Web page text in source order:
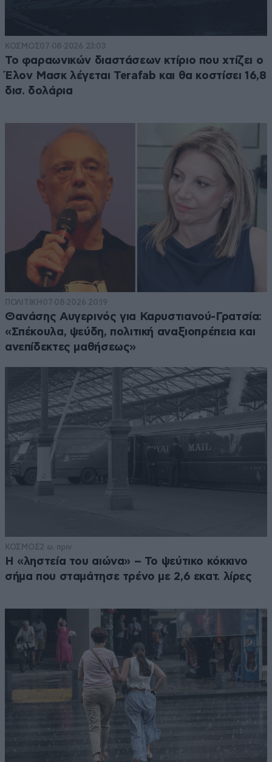
ΚΟΣΜΟΣ07·08·2026 23:03
Το φαραωνικών διαστάσεων κτίριο που χτίζει ο
Έλον Μασκ λέγεται Terafab και θα κοστίσει 16,8
δισ. δολάρια
ΠΟΛΙΤΙΚΗ 07·08·2026 20:19
Θανάσης Αυγερινός για Καρυστιανού-Γρατσία:
«Σπέκουλα, ψεύδη, πολιτική αναξιοπρέπεια και
ανεπίδεκτες μαθήσεως»
ΚΟΣΜΟΣ2 ω. πριν
Η «ληστεία του αιώνα» – Το ψεύτικο κόκκινο
σήμα που σταμάτησε τρένο με 2,6 εκατ. λίρες